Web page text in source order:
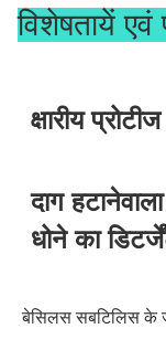
विशेषतायें एवं
क्षारीय प्रोटीज
दाग
धोने का
बेसिलस सबटिलिस के